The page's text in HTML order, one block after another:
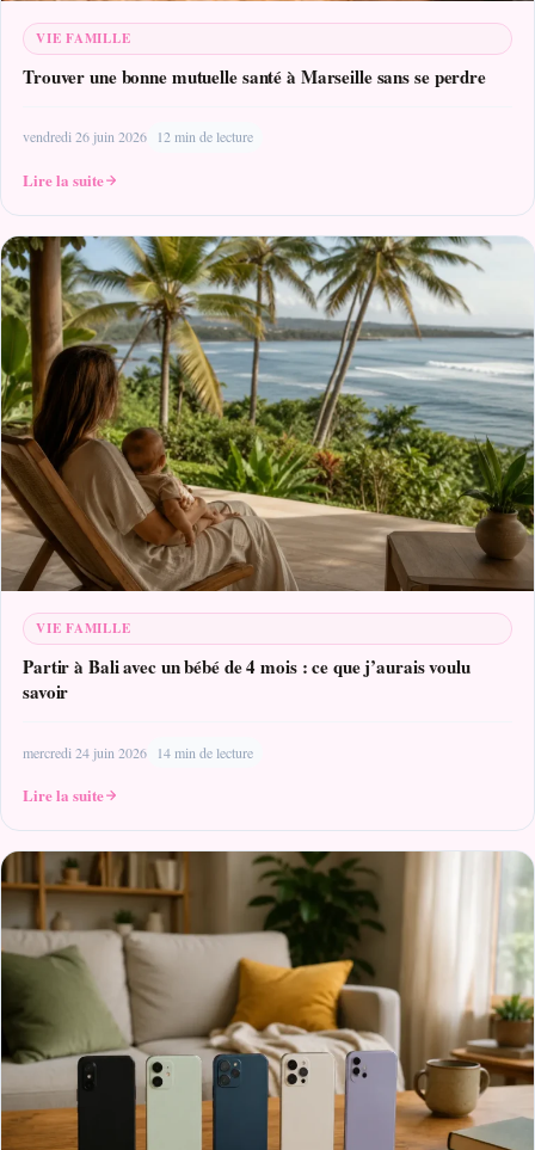
VIE FAMILLE
Trouver une bonne mutuelle santé à Marseille sans se perdre
vendredi 26 juin 2026 12 min de lecture
Lire la suite
VIE FAMILLE
Partir à Bali avec un bébé de 4 mois : ce que j’aurais voulu
savoir
mercredi 24 juin 2026 14 min de lecture
Lire la suite